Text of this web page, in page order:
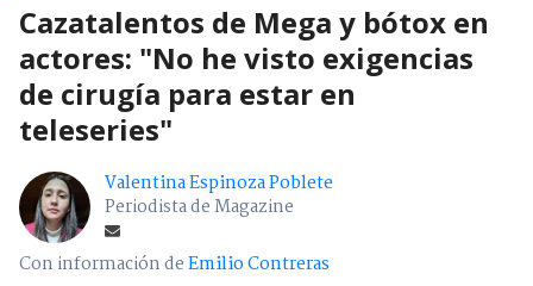
Cazatalentos de Mega y bótox en
actores: "No he visto exigencias
de cirugía para estar en
teleseries"
Valentina Espinoza Poblete
Periodista de Magazine
Con información deEmilio Contreras